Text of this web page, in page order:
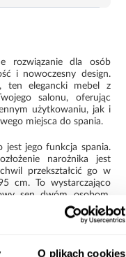
O plikach cookies
rozwiązanie dla osób
i nowoczesny design.
ten elegancki mebel z
salonu, oferując
użytkowaniu, jak i
miejsca do spania.
jest jego funkcja spania.
narożnika jest
przekształcić go w
cm. To wystarczająco
sen dwóm osobom.
tapicerowana wysokiej
wygląd i dodatkowy